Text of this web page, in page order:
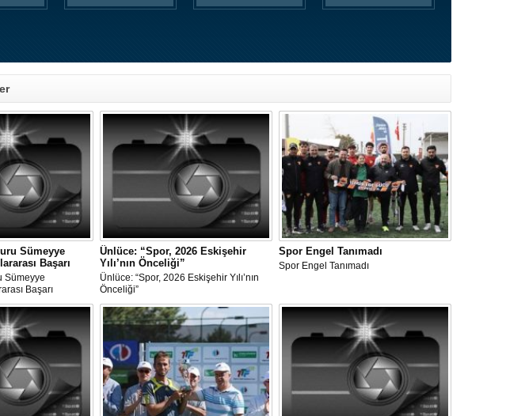
Sümeyye
Başarı
Sümeyye
Başarı
Ünlüce: “Spor, 2026 Eskişehir
Yılı’nın Önceliği”
Ünlüce: “Spor, 2026 Eskişehir Yılı’nın
Önceliği”
Spor Engel Tanımadı
Spor Engel Tanımadı